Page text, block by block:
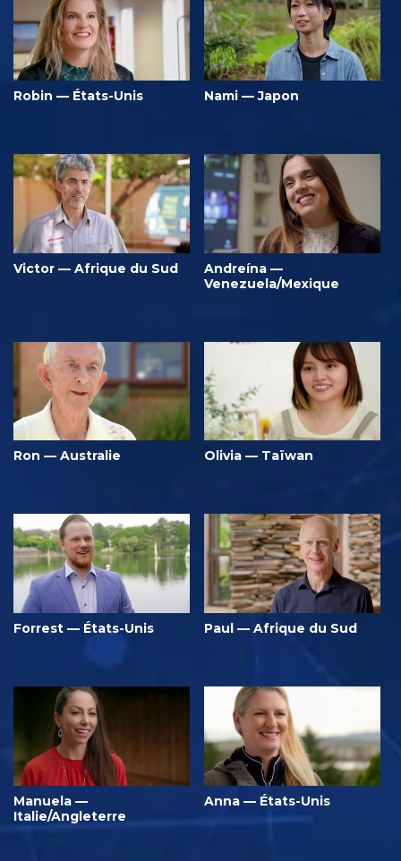
Robin — États-Unis Nami — Japon
Victor — Afrique du Sud
Andreína —
Venezuela/Mexique
Ron — Australie Olivia — Taïwan
Forrest — États-Unis Paul — Afrique du Sud
Manuela —
Italie/Angleterre
Anna — États-Unis